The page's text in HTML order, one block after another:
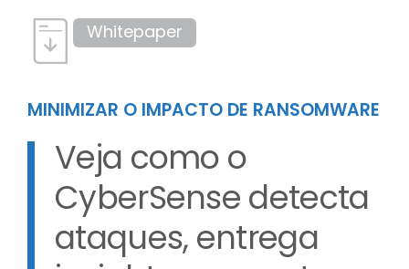
Whitepaper
MINIMIZAR O IMPACTO DE RANSOMWARE
Veja como o
CyberSense detecta
ataques, entrega